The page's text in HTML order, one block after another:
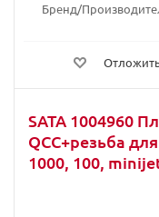
Бренд/
SATA 1004960
QCC+резьба
1000, 100,